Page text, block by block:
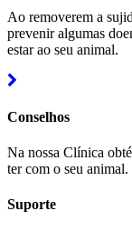
Ao removerem a
prevenir algumas
estar ao seu animal.
Conselhos
Na nossa Clínica
ter com o seu animal.
Suporte